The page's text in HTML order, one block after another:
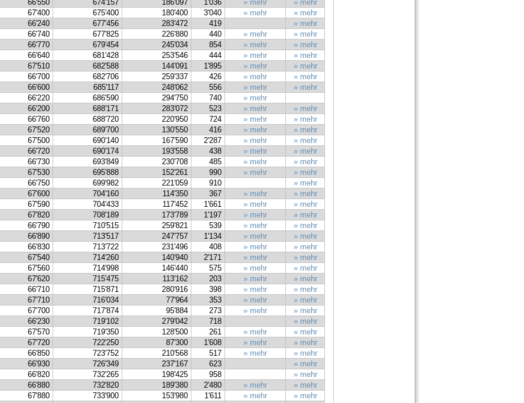
66'550 674'157 186'097 1'036 » mehr
» mehr
67'400 675'400 180'400 3'040 » mehr
» mehr
66'240 677'456 283'472 419
» mehr
66'740 677'825 226'880 440 » mehr
» mehr
66'770 679'454 245'034 854 » mehr
» mehr
66'640 681'428 253'546 444 » mehr
» mehr
67'510 682'588 144'091 1'895 » mehr
» mehr
66'700 682'706 259'337 426 » mehr
» mehr
66'600 685'117 248'062 556 » mehr
» mehr
66'220 686'590 294'750 740
» mehr
66'200 688'171 283'072 523 » mehr
» mehr
66'760 688'720 220'950 724 » mehr
» mehr
67'520 689'700 130'550 416 » mehr
» mehr
67'500 690'140 167'590 2'287 » mehr
» mehr
66'720 690'174 193'558 438 » mehr
» mehr
66'730 693'849 230'708 485 » mehr
» mehr
67'530 695'888 152'261 990 » mehr
» mehr
66'750 699'982 221'059 910
» mehr
67'600 704'160 114'350 367 » mehr
» mehr
67'590 704'433 117'452 1'661 » mehr
» mehr
67'820 708'189 173'789 1'197 » mehr
» mehr
66'790 710'515 259'821 539 » mehr
» mehr
66'890 713'517 247'757 1'134 » mehr
» mehr
66'830 713'722 231'496 408 » mehr
» mehr
67'540 714'260 140'940 2'171 » mehr
» mehr
67'560 714'998 146'440 575 » mehr
» mehr
67'620 715'475 113'162 203 » mehr
» mehr
66'710 715'871 280'916 398 » mehr
» mehr
67'710 716'034 77'964 353 » mehr
» mehr
67'700 717'874 95'884 273 » mehr
» mehr
66'230 719'102 279'042 718
» mehr
67'570 719'350 128'500 261 » mehr
» mehr
67'720 722'250 87'300 1'608 » mehr
» mehr
66'850 723'752 210'568 517 » mehr
» mehr
66'930 726'349 237'167 623
» mehr
66'820 732'265 198'425 958
» mehr
66'880 732'820 189'380 2'480 » mehr
» mehr
67'880 733'900 153'980 1'611 » mehr
» mehr